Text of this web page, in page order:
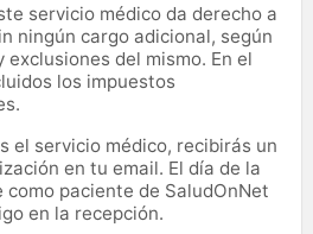
servicio médico da derecho a
ningún cargo adicional, según
exclusiones del mismo. En el
los impuestos
el servicio médico, recibirás un
en tu email. El día de la
paciente de SaludOnNet
en la recepción.